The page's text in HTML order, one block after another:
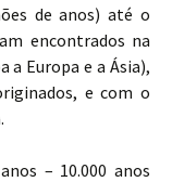
de anos) até o
encontrados na
a Europa e a Ásia),
e com o
– 10.000 anos